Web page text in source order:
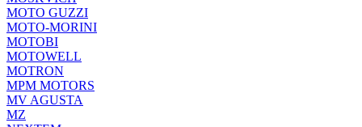
MOTO GUZZI
MOTO-MORINI
MOTOBI
MOTOWELL
MOTRON
MPM MOTORS
MV AGUSTA
MZ